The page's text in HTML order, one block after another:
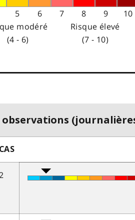
5 6 7 8 9
10
modéré
(4 - 6)
Risque élevé
(7 - 10)
CAS